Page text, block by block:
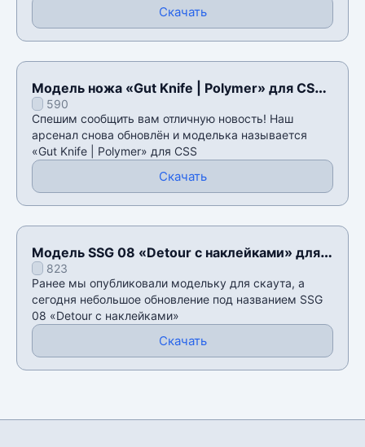
Скачать
Модель ножа «Gut Knife | Polymer» для CSS
v34590
Спешим сообщить вам отличную новость! Наш
арсенал снова обновлён и моделька называется
«Gut Knife | Polymer» для CSS
Скачать
Модель SSG 08 «Detour с наклейками» для
CSS v34
823
Ранее мы опубликовали модельку для скаута, а
сегодня небольшое обновление под названием SSG
08 «Detour с наклейками»
Скачать